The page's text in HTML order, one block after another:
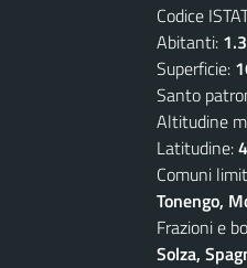
Codice
Abitanti:
Superficie:
Santo
Altitudine
Latitudine:
Comuni
Tonengo,
Frazioni e
Solza,